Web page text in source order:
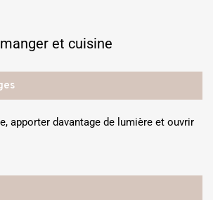
et cuisine
apporter davantage de lumière et ouvrir